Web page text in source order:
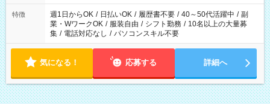
特徴 週1日からOK / 日払いOK / 履歴書不要 / 40～50代活躍中 / 副
業・WワークOK / 服装自由 / シフト勤務 / 10名以上の大量募
集 / 電話対応なし / パソコンスキル不要
気になる！ 応募する 詳細へ